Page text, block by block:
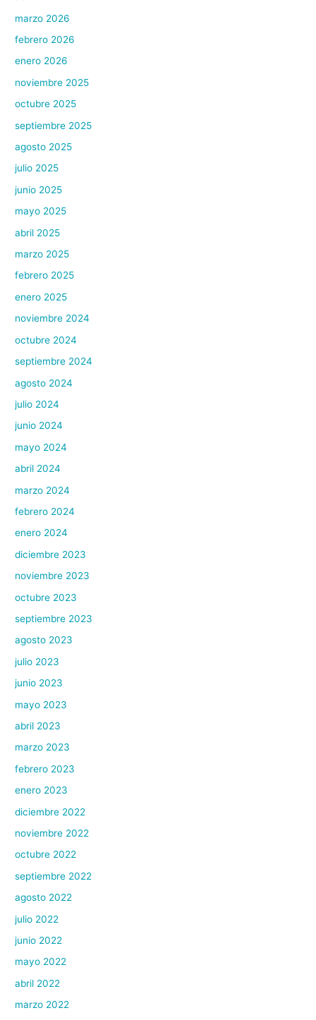
marzo 2026
febrero 2026
enero 2026
noviembre 2025
octubre 2025
septiembre 2025
agosto 2025
julio 2025
junio 2025
mayo 2025
abril 2025
marzo 2025
febrero 2025
enero 2025
noviembre 2024
octubre 2024
septiembre 2024
agosto 2024
julio 2024
junio 2024
mayo 2024
abril 2024
marzo 2024
febrero 2024
enero 2024
diciembre 2023
noviembre 2023
octubre 2023
septiembre 2023
agosto 2023
julio 2023
junio 2023
mayo 2023
abril 2023
marzo 2023
febrero 2023
enero 2023
diciembre 2022
noviembre 2022
octubre 2022
septiembre 2022
agosto 2022
julio 2022
junio 2022
mayo 2022
abril 2022
marzo 2022